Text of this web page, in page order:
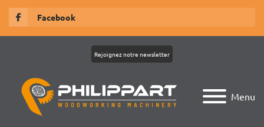
Facebook
Menu
Rejoignez notre newsletter